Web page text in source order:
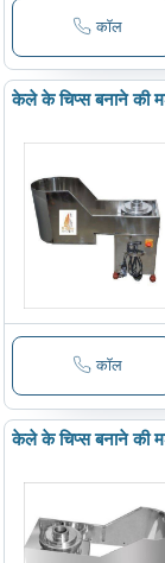
कॉल
केले के चिप्स बनाने की
कॉल
केले के चिप्स बनाने की